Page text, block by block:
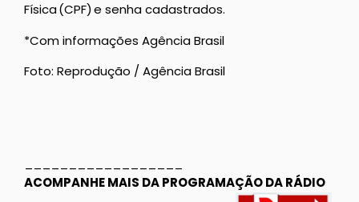
Física (CPF) e senha cadastrados.
*Com informações Agência Brasil
Foto: Reprodução / Agência Brasil
ACOMPANHE MAIS DA PROGRAMAÇÃO DA RÁDIO